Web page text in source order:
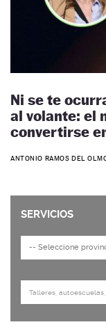
Ni se te
al volante: el
convertirse
ANTONIO RAMOS DEL